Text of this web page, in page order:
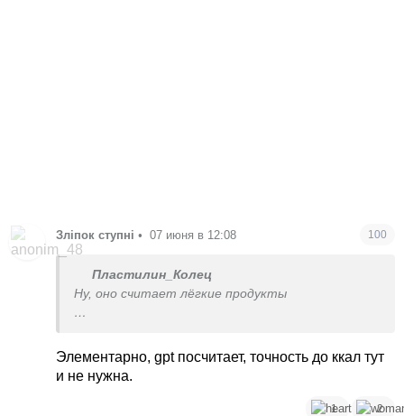
Зліпок ступні • 07 июня в 12:08 100
Пластилин_Колец
Ну, оно считает лёгкие продукты
Элементарно, gpt посчитает, точность до ккал тут
и не нужна.
1 2